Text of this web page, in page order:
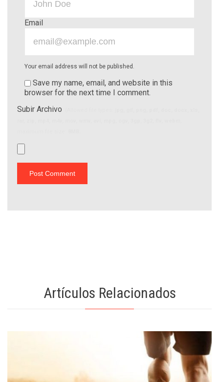
Email
Your email address will not be published.
Save my name, email, and website in this
browser for the next time I comment.
Subir Archivo
Artículos Relacionados